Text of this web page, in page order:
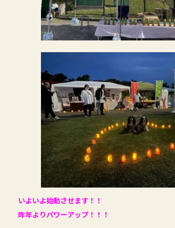
いよいよ始動させます！！
昨年よりパワーアップ！！！